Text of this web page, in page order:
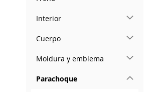
Add to Cart
ADD
Add to Cart
ADD
TO
WISH
LIST
ADD
TO
COMPARE
ADD
Interior
Cuerpo
Moldura y emblema
Parachoque